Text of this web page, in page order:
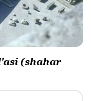
(shahar